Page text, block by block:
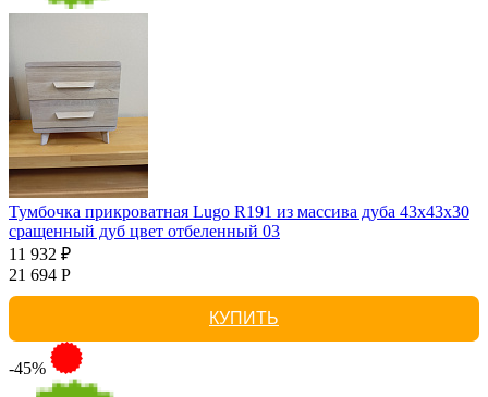
Тумбочка прикроватная Lugo R191 из массива дуба 43х43х30
сращенный дуб цвет отбеленный 03
11 932 ₽
21 694 Р
КУПИТЬ
-45%